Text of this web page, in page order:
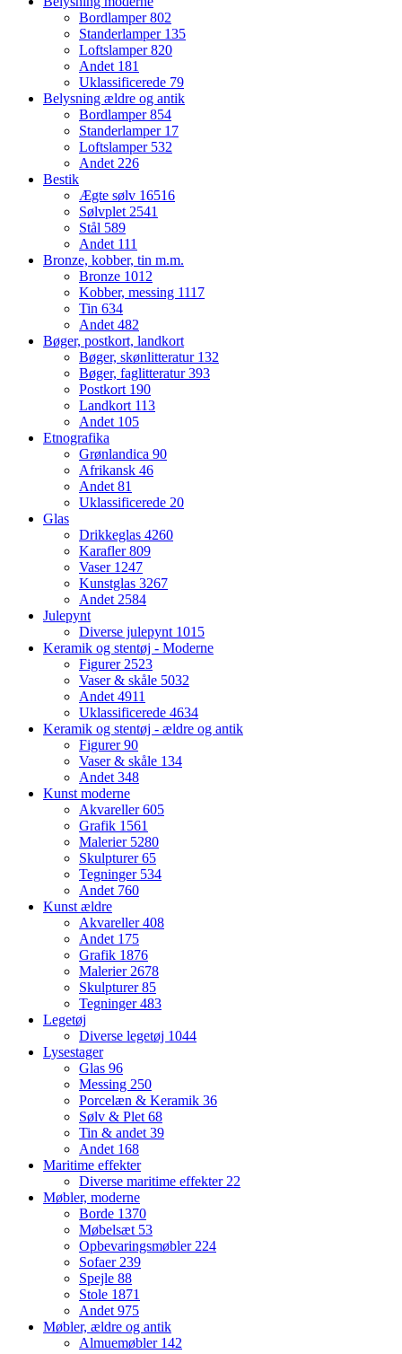
Bordlamper802
Standerlamper 135
Loftslamper820
Andet 181
Uklassificerede 79
Belysning ældre og antik
Bordlamper854
Standerlamper 17
Loftslamper 532
Andet226
Bestik
Ægte sølv 16516
Sølvplet2541
Stål 589
Andet 111
Bronze, kobber, tin m.m.
Bronze 1012
Kobber, messing 1117
Tin 634
Andet482
Bøger, postkort, landkort
Bøger, skønlitteratur 132
Bøger, faglitteratur393
Postkort 190
Landkort 113
Andet 105
Etnografika
Grønlandica 90
Afrikansk 46
Andet81
Uklassificerede 20
Glas
Drikkeglas 4260
Karafler809
Vaser 1247
Kunstglas 3267
Andet2584
Julepynt
Diverse julepynt 1015
Keramik og stentøj - Moderne
Figurer2523
Vaser & skåle 5032
Andet4911
Uklassificerede 4634
Keramik og stentøj - ældre og antik
Figurer90
Vaser & skåle 134
Andet348
Kunst moderne
Akvareller605
Grafik 1561
Malerier 5280
Skulpturer65
Tegninger 534
Andet 760
Kunst ældre
Akvareller408
Andet 175
Grafik 1876
Malerier2678
Skulpturer85
Tegninger483
Legetøj
Diverse legetøj 1044
Lysestager
Glas 96
Messing 250
Porcelæn & Keramik 36
Sølv & Plet68
Tin & andet39
Andet 168
Maritime effekter
Diverse maritime effekter22
Møbler, moderne
Borde 1370
Møbelsæt 53
Opbevaringsmøbler224
Sofaer239
Spejle 88
Stole 1871
Andet975
Møbler, ældre og antik
Almuemøbler 142